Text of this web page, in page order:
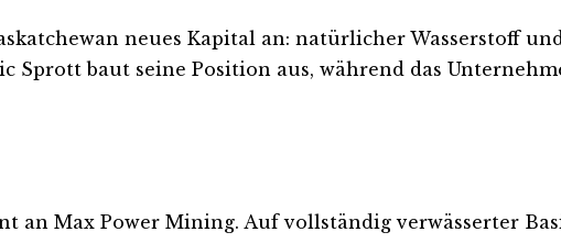
neues Kapital an: natürlicher Wasserstoff
baut seine Position aus, während das
an Max Power Mining. Auf vollständig verwässerter